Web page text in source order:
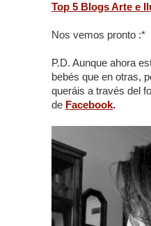
Top 5 Blogs Arte e
Nos vemos pronto :*
P.D. Aunque ahora
bebés que en otras,
queráis a través del
de Facebook.